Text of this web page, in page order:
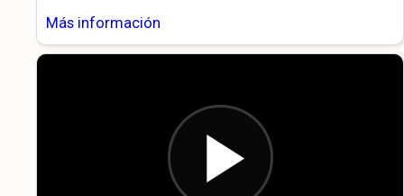
Más información